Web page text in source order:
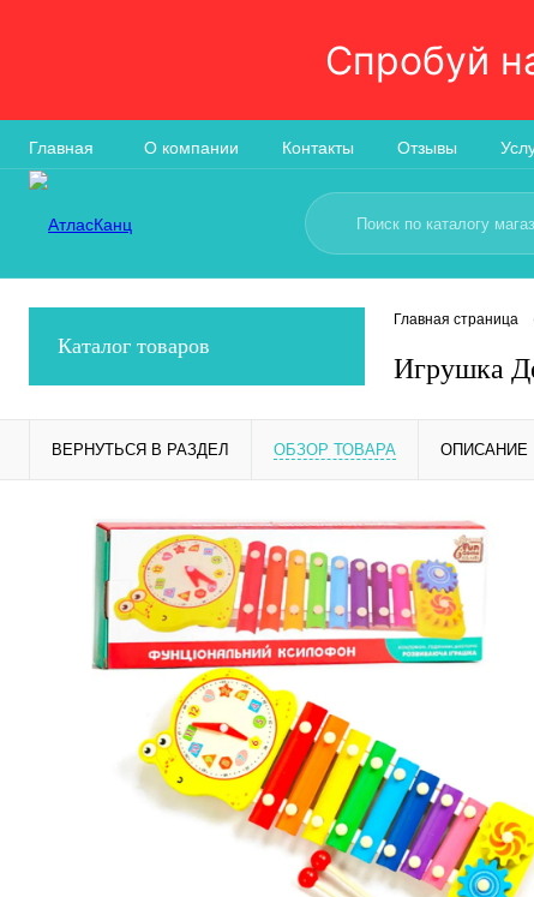
Спробуй
Главная О компании Контакты Отзывы
Каталог товаров
Главная страница
Игрушка
ВЕРНУТЬСЯ В РАЗДЕЛ ОБЗОР ТОВАРА ОПИСАНИЕ